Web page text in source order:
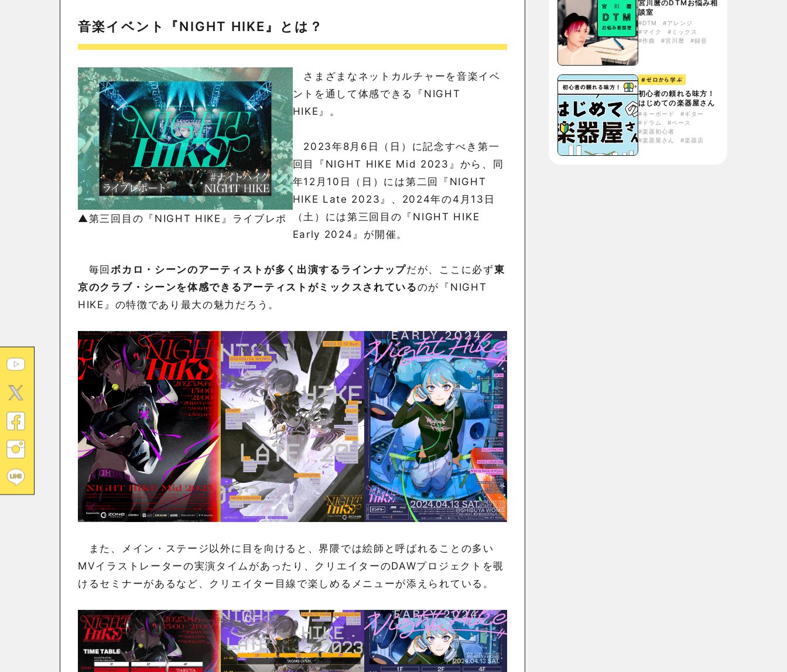
音楽イベント『NIGHT HIKE』とは？
▲第三回目の『NIGHT HIKE』ライブレポ
さまざまなネットカルチャーを音楽イベ
ントを通して体感できる『NIGHT
HIKE』。
2023年8月6日（日）に記念すべき第一
回目『NIGHT HIKE Mid 2023』から、同
年12月10日（日）には第二回『NIGHT
HIKE Late 2023』、2024年の4月13日
（土）には第三回目の『NIGHT HIKE
Early 2024』が開催。
毎回ボカロ・シーンのアーティストが多く出演するラインナップだが、ここに必ず東
京のクラブ・シーンを体感できるアーティストがミックスされているのが『NIGHT
HIKE』の特徴であり最大の魅力だろう。
また、メイン・ステージ以外に目を向けると、界隈では絵師と呼ばれることの多い
MVイラストレーターの実演タイムがあったり、クリエイターのDAWプロジェクトを覗
けるセミナーがあるなど、クリエイター目線で楽しめるメニューが添えられている。
宮川麿のDTMお悩み相
談室
#DTM
#アレンジ
#マイク
#ミックス
#作曲
#宮川麿 #録音
#ゼロから学ぶ
初心者の頼れる味方！
はじめての楽器屋さん
#キーボード
#ギター
#ドラム
#ベース
#楽器初心者
#楽器屋さん
#楽器店